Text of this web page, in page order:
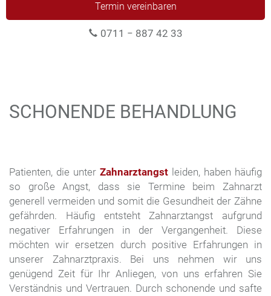
Termin vereinbaren
0711 − 887 42 33
SCHONENDE BEHANDLUNG
Patienten, die unter Zahnarztangst leiden, haben häufig
so große Angst, dass sie Termine beim Zahnarzt
generell vermeiden und somit die Gesundheit der Zähne
gefährden. Häufig entsteht Zahnarztangst aufgrund
negativer Erfahrungen in der Vergangenheit. Diese
möchten wir ersetzen durch positive Erfahrungen in
unserer Zahnarztpraxis. Bei uns nehmen wir uns
genügend Zeit für Ihr Anliegen, von uns erfahren Sie
Verständnis und Vertrauen. Durch schonende und safte